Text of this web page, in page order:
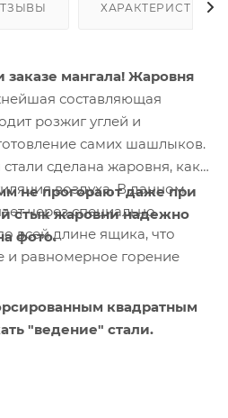
ХАРАКТЕРИСТИКИ
заказе мангала! Жаровня
составляющая
розжиг углей и
самих шашлыков.
сделана жаровня, как
воздуха. В данном
через специально
всей длине ящика, что
и равномерное горение
не прогорают даже при
стык жаровни надежно
фото.
квадратным
"ведение" стали.